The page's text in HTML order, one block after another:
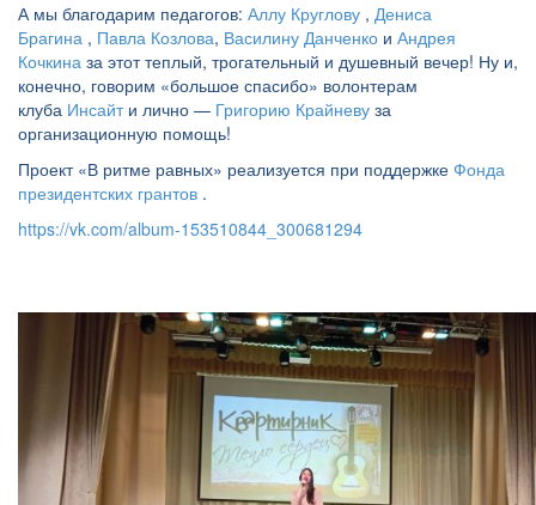
А мы благодарим педагогов: Аллу Круглову , Дениса
Брагина , Павла Козлова, Василину Данченко и Андрея
Кочкина за этот теплый, трогательный и душевный вечер! Ну и,
конечно, говорим «большое спасибо» волонтерам
клуба Инсайти лично — Григорию Крайневу за
организационную помощь!
Проект «В ритме равных» реализуется при поддержке Фонда
президентских грантов .
https://vk.com/album-153510844_300681294